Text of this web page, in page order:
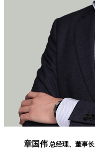
章国伟 总经理、董事长